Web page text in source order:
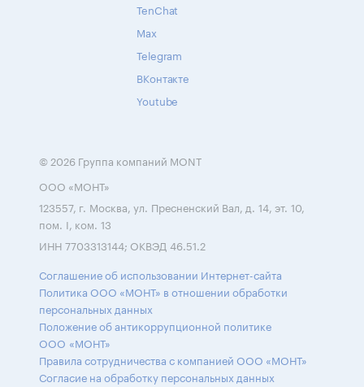
TenChat
Max
Telegram
ВКонтакте
Youtube
© 2026 Группа компаний MONT
ООО «МОНТ»
123557, г. Москва, ул. Пресненский Вал, д. 14, эт. 10,
пом. I, ком. 13
ИНН 7703313144; ОКВЭД 46.51.2
Соглашение об использовании Интернет-сайта
Политика ООО «МОНТ» в отношении обработки
персональных данных
Положение об антикоррупционной политике
ООО «МОНТ»
Правила сотрудничества с компанией ООО «МОНТ»
Согласие на обработку персональных данных